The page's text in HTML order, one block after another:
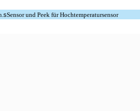
sSensor und Peek für Hochtemperatursensor